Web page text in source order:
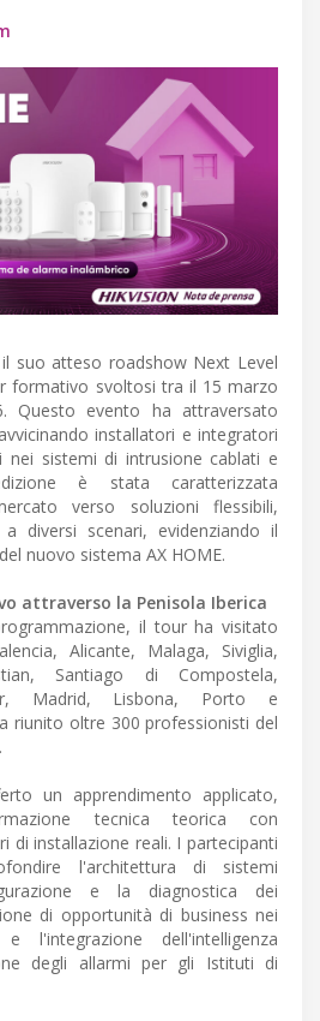
suo atteso roadshow Next Level
formativo svoltosi tra il 15 marzo
Questo evento ha attraversato
installatori e integratori
nei sistemi di intrusione cablati e
è stata caratterizzata
verso soluzioni flessibili,
diversi scenari, evidenziando il
nuovo sistema AX HOME.
attraverso la Penisola Iberica
il tour ha visitato
Alicante, Malaga, Siviglia,
Santiago di Compostela,
Madrid, Lisbona, Porto e
riunito oltre 300 professionisti del
un apprendimento applicato,
tecnica teorica con
di installazione reali. I partecipanti
l'architettura di sistemi
e la diagnostica dei
di opportunità di business nei
l'integrazione dell'intelligenza
degli allarmi per gli Istituti di